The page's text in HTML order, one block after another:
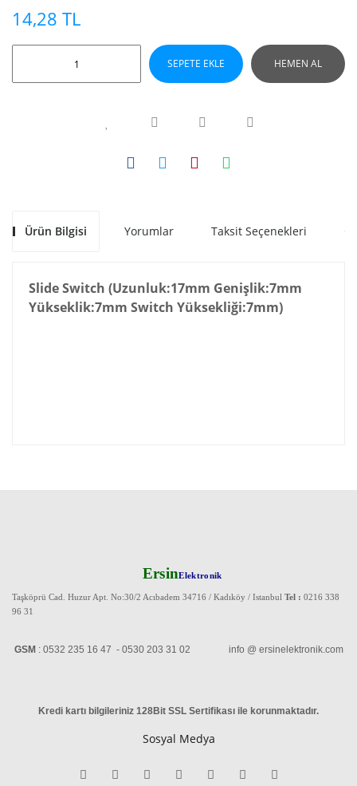
14,28 TL
SEPETE EKLE HEMEN AL
Ürün Bilgisi Yorumlar Taksit Seçenekleri
Slide Switch (Uzunluk:17mm Genişlik:7mm
Yükseklik:7mm Switch Yüksekliği:7mm)
ErsinElektronik
Taşköprü Cad. Huzur Apt. No:30/2 Acıbadem 34716 / Kadıköy / Istanbul Tel : 0216 338
96 31
GSM : 0532 235 16 47 - 0530 203 31 02 info @ ersinelektronik.com
Kredi kartı bilgileriniz 128Bit SSL Sertifikası ile korunmaktadır.
Sosyal Medya